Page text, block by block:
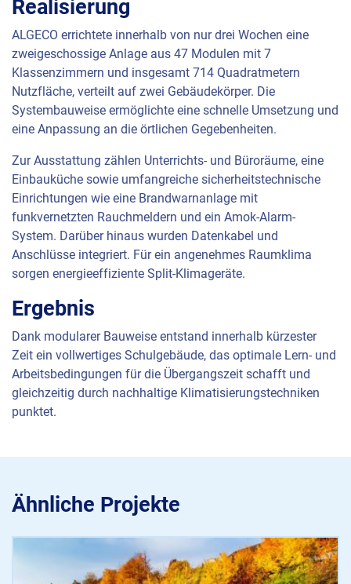
Realisierung
ALGECO errichtete innerhalb von nur drei Wochen eine
zweigeschossige Anlage aus 47 Modulen mit 7
Klassenzimmern und insgesamt 714 Quadratmetern
Nutzfläche, verteilt auf zwei Gebäudekörper. Die
Systembauweise ermöglichte eine schnelle Umsetzung und
eine Anpassung an die örtlichen Gegebenheiten.
Zur Ausstattung zählen Unterrichts- und Büroräume, eine
Einbauküche sowie umfangreiche sicherheitstechnische
Einrichtungen wie eine Brandwarnanlage mit
funkvernetzten Rauchmeldern und ein Amok-Alarm-
System. Darüber hinaus wurden Datenkabel und
Anschlüsse integriert. Für ein angenehmes Raumklima
sorgen energieeffiziente Split-Klimageräte.
Ergebnis
Dank modularer Bauweise entstand innerhalb kürzester
Zeit ein vollwertiges Schulgebäude, das optimale Lern- und
Arbeitsbedingungen für die Übergangszeit schafft und
gleichzeitig durch nachhaltige Klimatisierungstechniken
punktet.
Ähnliche Projekte